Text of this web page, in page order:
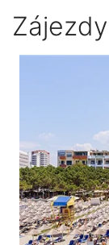
Zájezdy